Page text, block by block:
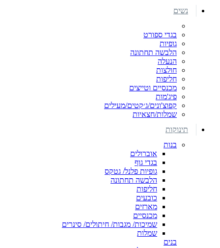
נשים
בגדי ספורט
גופיות
הלבשה תחתונה
הנעלה
חולצות
חליפות
מכנסיים וטייצים
פיג'מות
קפוצ'ונים/ג׳קטים/מעילים
שמלות/חצאיות
תינוקות
בנות
אוברולים
בגדי גוף
גופיות פלנל/ גטקס
הלבשה תחתונה
חליפות
כובעים
מארזים
מכנסיים
שמיכות/ מגבות/ חיתולים/ סינרים
שמלות
בנים